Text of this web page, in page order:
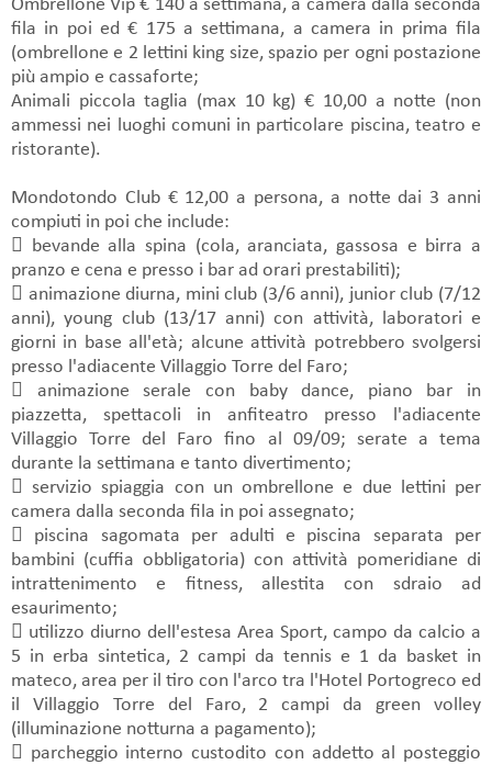
Ombrellone Vip € 140 a settimana, a camera dalla seconda
fila in poi ed € 175 a settimana, a camera in prima fila
(ombrellone e 2 lettini king size, spazio per ogni postazione
più ampio e cassaforte;
Animali piccola taglia (max 10 kg) € 10,00 a notte (non
ammessi nei luoghi comuni in particolare piscina, teatro e
ristorante).
Mondotondo Club € 12,00 a persona, a notte dai 3 anni
compiuti in poi che include:
 bevande alla spina (cola, aranciata, gassosa e birra a
pranzo e cena e presso i bar ad orari prestabiliti);
 animazione diurna, mini club (3/6 anni), junior club (7/12
anni), young club (13/17 anni) con attività, laboratori e
giorni in base all'età; alcune attività potrebbero svolgersi
presso l'adiacente Villaggio Torre del Faro;
 animazione serale con baby dance, piano bar in
piazzetta, spettacoli in anfiteatro presso l'adiacente
Villaggio Torre del Faro fino al 09/09; serate a tema
durante la settimana e tanto divertimento;
 servizio spiaggia con un ombrellone e due lettini per
camera dalla seconda fila in poi assegnato;
 piscina sagomata per adulti e piscina separata per
bambini (cuffia obbligatoria) con attività pomeridiane di
intrattenimento e fitness, allestita con sdraio ad
esaurimento;
 utilizzo diurno dell'estesa Area Sport, campo da calcio a
5 in erba sintetica, 2 campi da tennis e 1 da basket in
mateco, area per il tiro con l'arco tra l'Hotel Portogreco ed
il Villaggio Torre del Faro, 2 campi da green volley
(illuminazione notturna a pagamento);
 parcheggio interno custodito con addetto al posteggio